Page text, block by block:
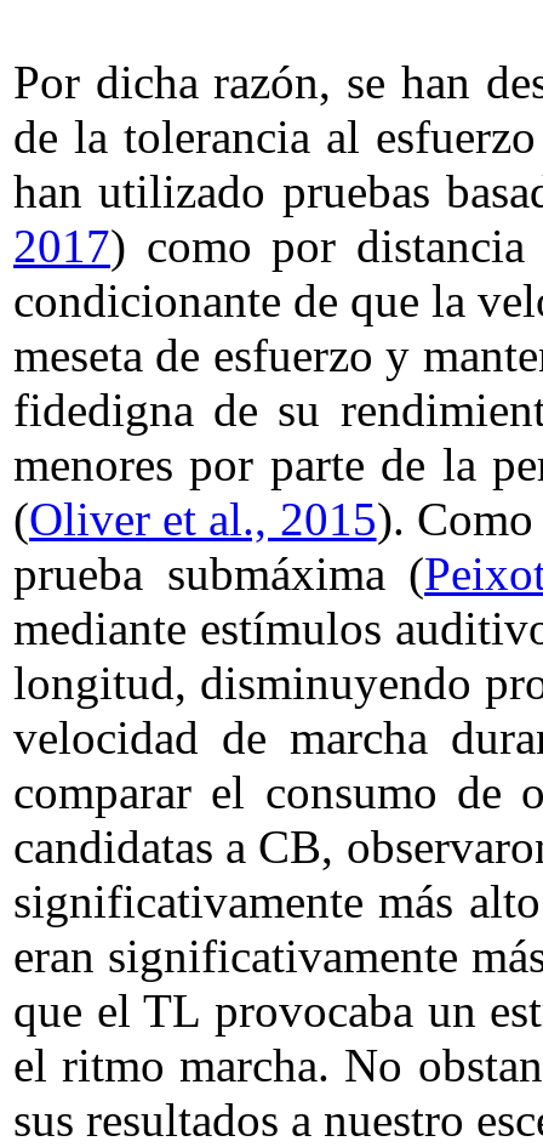
Por dicha razón, se han
de la tolerancia al
han utilizado pruebas
2017) como por
condicionante de que la
meseta de esfuerzo y
fidedigna de su
menores por parte de la
(Oliver et al., 2015).
prueba submáxima (
mediante estímulos
longitud, disminuyendo
velocidad de marcha
comparar el consumo de
candidatas a CB,
significativamente más
eran significativamente
que el TL provocaba un
el ritmo marcha. No
sus resultados a nuestro